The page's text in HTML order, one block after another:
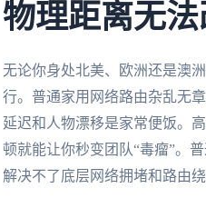
物理距离无
无论你身处北美、欧洲还是澳
行。普通家用网络路由杂乱无
延迟和人物漂移是家常便饭。
顿就能让你秒变团队“毒瘤”。
解决不了底层网络拥堵和路由绕